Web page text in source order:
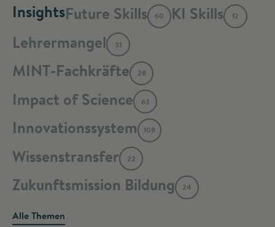
InsightsFuture Skills 60 KI Skills 12
Lehrermangel 31
MINT-Fachkräfte 28
Impact of Science 63
Innovationssystem 108
Wissenstransfer 22
Zukunftsmission Bildung 24
Alle Themen